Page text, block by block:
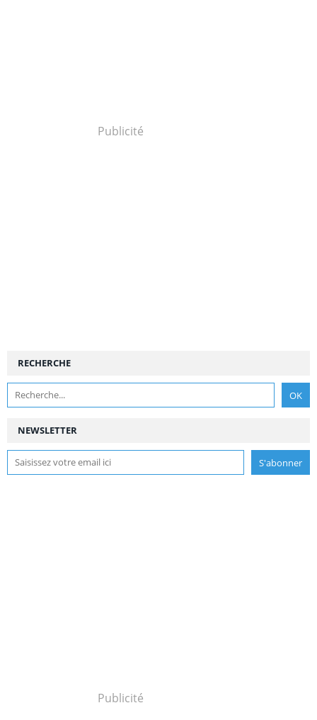
Publicité
NEWSLETTER
RECHERCHE
Publicité